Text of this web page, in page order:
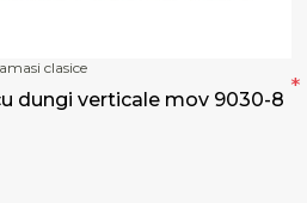
clasice
dungi verticale mov 9030-8 *